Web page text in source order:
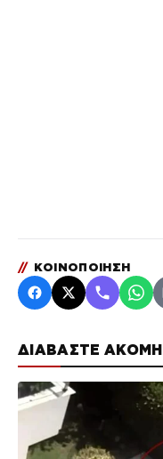
ΔΙΑΒΑΣΤΕ ΑΚΟΜΗ
// ΚΟΙΝΟΠΟΙΗΣΗ